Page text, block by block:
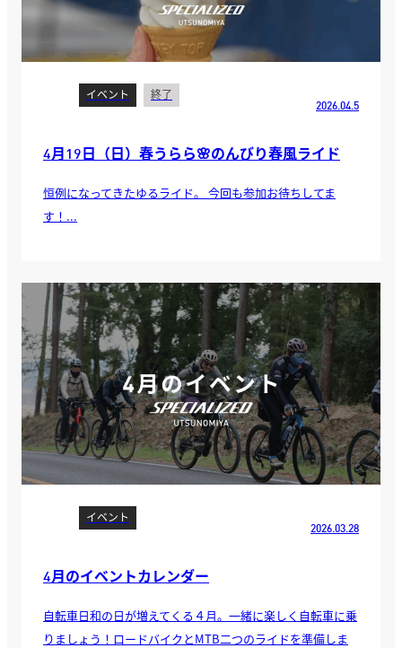
イベント
終了
2026.04.5
4月19日（日）春うらら🌸のんびり春風ライド
恒例になってきたゆるライド。 今回も参加お待ちしてま
す！...
イベント
2026.03.28
4月のイベントカレンダー
自転車日和の日が増えてくる４月。一緒に楽しく自転車に乗
りましょう！ロードバイクとMTB二つのライドを準備しま